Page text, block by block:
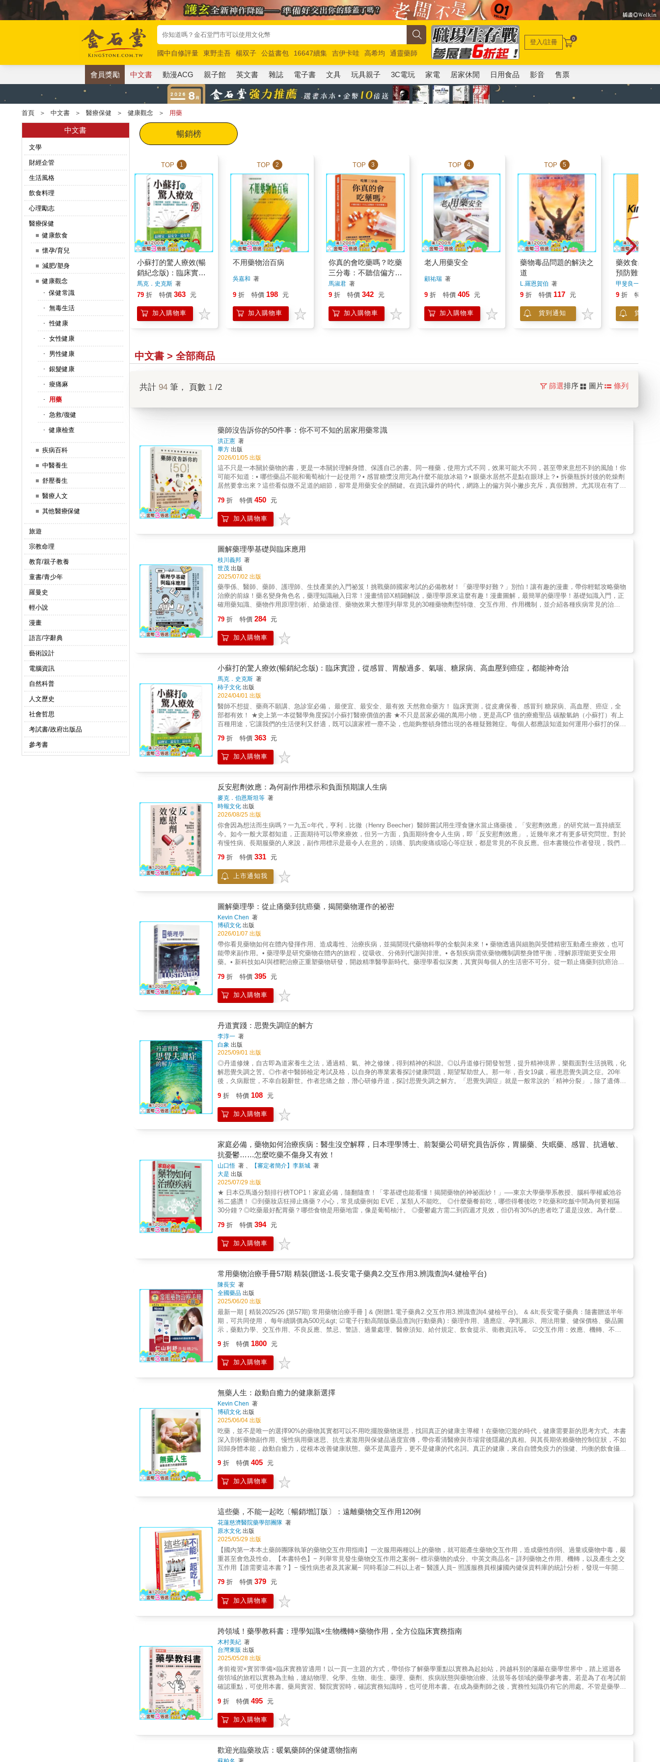
國中自修評量 東野圭吾 楊双子 公益書包 16647續集 吉伊卡哇 高希均
通靈藥師
唯紅花綻放
奧德賽 路邊攤新作 馬斯克 玩具總動員5 超慢跑
登入/註冊 0
會員獎勵 中文書 動漫ACG 親子館 英文書 雜誌 電子書 文具 玩具親子 3C電玩 家電 居家休閒 日用食品 影音 售票
首頁 ＞ 中文書 ＞ 醫療保健 ＞ 健康觀念 ＞ 用藥
中文書
文學
財經企管
生活風格
飲食料理
心理勵志
醫療保健
健康飲食
懷孕/育兒
減肥/塑身
健康觀念
保健常識
無毒生活
性健康
女性健康
男性健康
銀髮健康
痠痛麻
用藥
急救/復健
健康檢查
疾病百科
中醫養生
舒壓養生
醫療人文
其他醫療保健
旅遊
宗教命理
教育/親子教養
童書/青少年
羅曼史
輕小說
漫畫
語言/字辭典
藝術設計
電腦資訊
自然科普
人文歷史
社會哲思
考試書/政府出版品
參考書
暢銷榜
TOP 1
小蘇打的驚人療效(暢
銷紀念版)：臨床實
證，從感冒、胃酸過
多、氣喘、糖尿病、高
治
馬克．史克斯著
79 折 特價 363 元
加入購物車
TOP 2
不用藥物治百病
吳嘉和 著
9 折 特價 198 元
加入購物車
TOP 3
你真的會吃藥嗎？吃藥
三分毒：不聽信偏方、
不自己當醫師、不當領
藥魔人
馬淑君著
9 折 特價 342 元
加入購物車
TOP 4
老人用藥安全
顧祐瑞著
9 折 特價 405 元
加入購物車
TOP 5
藥物毒品問題的解決之
道
L.羅恩賀伯 著
9 折 特價 117 元
貨到通知
藥效食品
預防難治療
甲斐良一
9 折 特價
貨到通
中文書 > 全部商品
共計 94 筆， 頁數 1 /2 篩選排序 圖片 條列
藥師沒告訴你的50件事：你不可不知的居家用藥常識
洪正憲 著
畢方 出版
2026/01/05 出版
這不只是一本關於藥物的書，更是一本關於理解身體、保護自己的書。同一種藥，使用方式不同，效果可能大不同，甚至帶來意想不到的風險！你
可能不知道：• 哪些藥品不能和葡萄柚汁一起使用？• 感冒糖漿沒用完為什麼不能放冰箱？• 眼藥水居然不是點在眼球上？• 拆藥瓶拆封後的乾燥劑
居然要拿出來？這些看似微不足道的細節，卻常是用藥安全的關鍵。在資訊爆炸的時代，網路上的偏方與小撇步充斥，真假難辨。尤其現在有了AI
在的價值，也是這本書想補上的那塊遺漏。專文推薦秀傳醫療體系中部院區總院長∣黃士維醫師中山醫學大學附設醫院醫學研究部副院長、台灣醫
學大數據研究學會理事長∣魏正宗醫師聯合推薦健康主播鄭凱云慢慢來藥師 小花藥師藥師姊姊 歪樓藥師玲玲藥師來一嗑藥學 果仁的藥學筆記 好厝
邊藥師 游佩雯藥師張小風藥師 微笑藥師 （依來函順序排列）用藥知識，可能比藥物更重要！《藥師沒告訴你的50件事：你不可不知的居家用藥常
樑。中山醫學大學附設醫院醫學研究部副院長、台灣醫學大數據研究學會理事長∣魏正宗醫師多一些時間聆聽藥師的叮嚀、撥一些時間翻閱這本
書，對我們的用藥會更有保障。慢慢來藥師∣張綜瑋這本書精選50個常見的用藥問題。讀完後你會更懂身體，也更安心用藥，推薦給每一位在乎健
康的你。小花藥師∣花逸修讀完這本書，你將更懂藥、更能守護自己與家人。藥師姊姊∣程程本書把用藥「眉角」一次講給你聽，看完一定少踩不少
用藥地雷，收穫滿滿。歪樓藥師∣翁紹恩洪藥師深入淺出的分享，更容易掌握用藥的健康密碼。藥玩家∣玲玲藥師正憲學長的分享字字珠璣，期待正
確的用藥知識可以傳遞給更多人。來一嗑藥學∣廖全裕藥師藥師不是只會拿藥給藥，而是能提供正確用藥知識的好幫手。果仁的藥學筆記∣蔡國仁藥
師藥物只要妥善運用，都能大幅提高生活品質。看完本書，減少對於藥物的恐懼。藥師好鄰創辦人∣好厝邊藥師用藥安全很容易因以訛傳訛出現各
種迷思。正憲藥師透過50件用藥大小事來重新喚醒民眾對用藥安全的重視！社團法人臺灣社區藥學會創會理事長∣游佩雯藥師這本書，能讓人更了
解自己或家人服用的藥物，專業價值極高，值得家家都擁有一本。張小風藥師本書以臨床實證拆解迷思，是每位關注健康者必讀的安心指南。微笑
藥師∣廖偉呈
79 折 特價 450 元
加入購物車
圖解藥理學基礎與臨床應用
枝川義邦 著
世茂 出版
2025/07/02 出版
藥學係、醫師、藥師、護理師、生技產業的入門祕笈！挑戰藥師國家考試的必備教材！「藥理學好難？」別怕！讓有趣的漫畫，帶你輕鬆攻略藥物
治療的前線！藥名變身角色名，藥理知識融入日常！漫畫情節X精闢解說，藥理學原來這麼有趣！漫畫圖解，最簡單的藥理學！基礎知識入門，正
確用藥知識、藥物作用原理剖析、給藥途徑、藥物效果大整理列舉常見的30種藥物劑型特徵、交互作用、作用機制，並介紹各種疾病常見的治療
闡明藥物與生物體相互作用，亦即藥物如何發揮作用的學問，是醫藥領域的核心學科之一，但因藥理作用十分廣泛且多種多樣，也是許多學習者心
中難以攻克的堡壘不過別擔心，本書為了成為進入專業領域的橋樑，將以漫畫方式系統性地解釋這些難懂之處，深入淺出地講解藥理學的基本架構
與臨床應用，帶你一起從基礎學起，用故事打開藥物世界的大門！本書研究對象涵蓋細胞到個體等多個層次的生物樣本，內容橫跨藥物動力學、藥
打造的藥理學入門書，以輕鬆有趣的漫畫情節，結合專業藥理學內容與角色成長故事，形成精闢易懂的文字解說，帶領讀者深入淺出地認識藥理學
的奧秘，書中主角朝比奈鈴是一位充滿活力的藥學系學生，她在藥局實習的過程中，將大學所學的藥理知識應用於實際案例，並與指導藥劑師及其
他醫療人員一同解決問題讀者可以跟隨鈴的腳步，學習藥物的基礎知識、作用機制、體內動態、交互作用等重要概念，同時也能了解各種疾病的藥
物治療方式本書特色：• 漫畫情節生動有趣： 將藥理知識融入日常情節，讓學習不再枯燥乏味。• 角色名稱趣味聯想： 細心留意角色名稱，你會發
現隱藏其中的藥名彩蛋！• 圖文並茂易於理解： 複雜的藥理機制，透過圖解說明變得一目了然。• 實習經驗貼近真實： 藥局實習生的酸甜苦辣，讓
你身歷其境。• 國考重點精準掌握： 每章節後附有藥師國考挑戰題，幫助你檢視學習成效。無論你是正在學藥理卻搞不懂的藥學系學生、藥局實習
生、準備藥師國考的考生、想溫故知新的醫藥相關從業者，或是對藥理學有興趣的讀者，這本書都會是你學習藥理路上的神隊友，讓你從本書中獲
得豐富的知識和樂趣！讓我們跟隨書中主角的腳步，一起踏上藥理學的奇妙冒險，從藥理苦手，變身藥物達人！推薦給• 藥學系／醫學相關科系學
生• 正在準備國考、實習的準專業人士• 對藥物機轉有興趣的學習者★★★國立陽明交通大學醫學院藥理學研究所 李新城教授審訂★★★
79 折 特價 284 元
加入購物車
小蘇打的驚人療效(暢銷紀念版)：臨床實證，從感冒、胃酸過多、氣喘、糖尿病、高血壓到癌症，都能神奇治
馬克．史克斯 著
柿子文化 出版
2024/04/01 出版
醫師不想提、藥商不願講、急診室必備， 最便宜、最安全、最有效 天然救命藥方！ 臨床實測，從皮膚保養、感冒到 糖尿病、高血壓、癌症，全
部都有效！ ★史上第一本從醫學角度探討小蘇打醫療價值的書 ★不只是居家必備的萬用小物，更是高CP 值的療癒聖品 碳酸氫鈉（小蘇打）有上
百種用途，它讓我們的生活便利又舒適，既可以讓家裡一塵不染，也能夠整頓身體出現的各種疑難雜症。每個人都應該知道如何運用小蘇打的保健
等，都能簡單得到基本的防護效果。 ◎藥商不願說的良藥 碳酸氫鈉（小蘇打）是一種經確認的基本藥物，更可能是世界上最有用的物質之一，而
且是治療癌症、腎臟和其他疾病時必不可少的藥物。不僅安全，且價格低廉，方便易得，難怪製藥公司不希望醫生或任何其他人知道太多！ ◎急
診室的必備藥物 碳酸氫鈉（小蘇打）是急診室裡主要的重症用藥，它是可注射的營養藥劑，沒有風險，效用快又集中。 ◎腫瘤科醫師的抗癌武器
以用碳酸氫鈉泡澡，治療伴隨糖尿病會有的足部問題。而在洗腎液中加入重碳酸鹽，已被證實能在新陳代謝方面得到較好的控制，且能讓病人在療
程中比較舒適。 ◎能摧毀病毒微粒的抗菌劑 因具備預防腐敗及抑制細菌生長功能，並在控制酸鹼環境下殺死病毒，所以常被用來作為抗菌劑使
用。 ◎治療慢性代謝性酸中毒 如慢性腎衰竭與腎小管性酸中毒；使用碳酸氫鈉（小蘇打）治療尿酸腎結石與過量服用阿斯匹林，還能夠幫助鹼化
尿液。 ◎僵直性脊椎炎也治好了 一位醫師為了治療攝護腺癌病人，自己也採取小蘇打療法作預防，沒想到多年的僵直性脊椎炎竟然好了。而他的
病人，癌症指數也逐漸恢復正常。 ◎小蘇打糊改善皮膚不適 用三比一的比例，將三份的小蘇打加一份的水製作成小蘇打粉糊，然後把它塗在身體
長疹子或不舒服的地方，可紓緩不適感。 ◎用小蘇打來泡澡舒壓 在忙碌的一天結束後，不妨放些熱水，倒入一、兩杯的小蘇打來泡澡，可以舒緩
壓力與肌肉的疼痛。 ◎感冒了，用小蘇打來緩解 半匙小蘇打加半杯冷水，只需飲用幾天，感冒就不見了！ 別輕看小蘇打！ 從這本書開始，你將
見證它在醫療上不可思議的效用！ &
79 折 特價 363 元
加入購物車
反安慰劑效應：為何副作用標示和負面預期讓人生病
麥克．伯恩斯坦等 著
時報文化 出版
2026/08/25 出版
你會因為想法而生病嗎？一九五○年代，亨利．比徹（Henry Beecher）醫師嘗試用生理食鹽水當止痛藥後，「安慰劑效應」的研究就一直持續至
今。如今一般大眾都知道，正面期待可以帶來療效，但另一方面，負面期待會令人生病，即「反安慰劑效應」，近幾年來才有更多研究問世。對於
有慢性病、長期服藥的人來說，副作用標示是最令人在意的，頭痛、肌肉痠痛或噁心等症狀，都是常見的不良反應。但本書幾位作者發現，我們在
藥會有性功能方面的副作用，病人就更容易有這些問題。除了個人服藥的問題，反安慰劑效應也會廣泛出現在公共衛生議題中。舉凡高壓電塔、風
力發電機的設置，都會引起民眾的恐慌，但研究人員發現，這些設施對人體的傷害甚至比一些家電還弱，但在媒體渲染以及偏見的影響下，還是有
許多人感到不適。除此之外，假新聞充斥網路和社群媒體，所以現代人更加容易受到反安慰劑效應的影響。這是第一本探討反安慰劑效應的著作，
影響力。
79 折 特價 331 元
上市通知我
圖解藥理學：從止痛藥到抗癌藥，揭開藥物運作的祕密
Kevin Chen 著
博碩文化 出版
2026/01/07 出版
帶你看見藥物如何在體內發揮作用、造成毒性、治療疾病，並揭開現代藥物科學的全貌與未來！• 藥物透過與細胞與受體精密互動產生療效，也可
能帶來副作用。• 藥理學是研究藥物在體內的旅程，從吸收、分佈到代謝與排泄。• 各類疾病需依藥物機制調整身體平衡，理解原理能更安全用
藥。• 新科技如AI與標靶治療正重塑藥物研發，開啟精準醫學新時代。藥理學看似深奧，其實與每個人的生活密不可分。從一顆止痛藥到抗癌治
療效，又為何在某些情況下會失效或產生副作用。當你了解藥物的邏輯，就能更安全、更有效地使用它們。【本書精彩內容】第一章 揭開藥理學
的面紗介紹藥物在體內的旅程：吸收、分佈、代謝、排泄，以及藥物如何精準找到作用目標並產生療效。第二章 藥物的雙面性——藥性與毒性說
明毒性的來源、劑量差異、肝腎代謝的重要性，以及酒藥交互作用與成癮風險。第三章 作用於神經系統的藥物解析抗憂鬱藥、安眠藥、鎮痛藥、
物解釋抗生素、抗病毒、抗真菌與抗寄生蟲藥的作用，以及耐藥危機與正確用藥原則。第七章 藥物簡史與製藥未來回顧藥物演變，介紹AI、奈米
技術、3D 列印與數位藥物如何改變未來醫療。
79 折 特價 395 元
加入購物車
丹道實踐：思覺失調症的解方
李淳一 著
白象 出版
2025/09/01 出版
◎丹道修煉，自古即為道家養生之法，通過精、氣、神之修煉，得到精神的和諧。◎以丹道修行開發智慧，提升精神境界，樂觀面對生活挑戰，化
解思覺失調之苦。◎作者中醫師檢定考試及格，以自身的專業素養探討健康問題，期望幫助世人。那一年，吾女19歲，罹患思覺失調之症。20年
後，久病厭世，不幸自殺辭世。作者悲痛之餘，潛心研修丹道，探討思覺失調之解方。「思覺失調症」就是一般常說的「精神分裂」，除了遺傳基
來越多、狀況越來越嚴重。本書以中國丹道理論來預防與改善思覺失調症，讓現代人得以透過修練的方法得到精神的和諧。從傳統靜坐冥想、丹
道、心理學入手，幫助思覺失調之症患者，增強免疫力，清理陰寒濁氣，修復臟腑、穩定情緒，以致心靜成丹，心空成藥之效。經由《太乙金華宗
旨》、《內經圖》功法核心，揭示百日築基秘要，氣發丹田、連接任督二脈周流，打通全身穴道，按摩腦、神經、血管、內分泌等系統，改善身體
9 折 特價 108 元
加入購物車
家庭必備，藥物如何治療疾病：醫生沒空解釋，日本理學博士、前製藥公司研究員告訴你，胃腸藥、失眠藥、感冒、抗過敏、
抗憂鬱……怎麼吃藥不傷身又有效！
山口悟 著 、 【審定者簡介】李新城 著
大是 出版
2025/07/29 出版
★ 日本亞馬遜分類排行榜TOP1！家庭必備，隨翻隨查！「零基礎也能看懂！揭開藥物的神祕面紗！」──東京大學藥學系教授、腦科學權威池谷
裕二盛讚！ ◎到藥妝店狂掃止痛藥？小心，常見成藥例如 EVE，某類人不能吃。 ◎什麼藥餐前吃，哪些得餐後吃？吃藥和吃飯中間為何要相隔
30分鐘？◎吃藥最好配胃藥？哪些食物是用藥地雷，像是葡萄柚汁。 ◎憂鬱處方需二到四週才見效，但仍有30%的患者吃了還是沒效。為什麼醫
的疫苗，在我們體內如何發揮功效？作者山口悟，為日本理學博士、藥劑師， 專攻化學，於製藥公司從事研發，亦任職於醫界人才搖籃──東京藥
科大學；是市面少見具備藥劑師資格、製藥研發與藥學教學的專家。 他說，醫生多半只負責開藥，沒空跟你解釋藥物的運作機制， 病人自己上網
搜尋，也只會看到一堆專有名詞。 作者決定化繁為簡，說明藥物是如何治療疾病的。 以簡單圖解告訴你：藥為什麼有效？怎麼吃才安全？ ◎鎮痛
抗之道 過敏，其實是人體對付異物的防禦機制。 當異物（花粉）入侵時，會刺激免疫系統，釋放大量組織胺， 所以你才會鼻子癢、狂打噴嚏。
目前最常見的過敏藥是抗組織胺， 第一代有效，但會刺激大腦嗜睡， 第二代改善很多，不再嗜睡，因為新藥懂得避開大腦繞道而行。 ◎憂鬱、焦
慮，怎麼用藥安撫？ 苯二氮平類藥物是安眠藥，也是抗焦慮藥，卻並非萬靈藥， 很多抗憂鬱、焦慮的處方須二到四週才見效， 而且有30%的患者
吃了沒效。 藥師沒說的是：「 藥」不能讓你睡得好，得從褪黑激素下手。 生活文明病，像是糖尿病、高血壓，怎麼判斷要不要吃藥？ 好發於20
到40歲女性的葛雷夫氏症、和痛風類似的類風溼性關節炎， 有藥可治嗎？目前最新的研究進展是？ 胃腸藥、失眠藥、感冒藥……乖乖吃藥就能痊
癒？ 日本理學博士、前製藥公司研究員的常見藥物用藥指南！
79 折 特價 394 元
加入購物車
常用藥物治療手冊57期 精裝(贈送-1.長安電子藥典2.交互作用3.辨識查詢4.健檢平台)
陳長安 著
全國藥品 出版
2025/06/20 出版
最新一期 [ 精裝2025/26 (第57期) 常用藥物治療手冊 ] & (附贈1.電子藥典2.交互作用3.辨識查詢4.健檢平台)。 & &lt;長安電子藥典：隨書贈送半年
期，可共同使用， 每年續購價為500元&gt; ☑電子行動高階版藥品查詢(行動藥典)：藥理作用、適應症、孕乳圖示、用法用量、健保價格、藥品圖
示，藥動力學、交互作用、不良反應、禁忌、警語、過量處理、醫療須知、給付規定、飲食提示、衛教資訊等。 ☑交互作用：效應、機轉、不良
訊。 ☑健檢診斷平台：尿液、尿液生化、血液學、肝臟機能、腎臟機能、心臟血管機能、胰臟機能、甲狀腺機能、血脂肪、糖尿病、免疫血清、
腫瘤標記、電解質、糞便、痰液15大項檢查&harr;可能疾病介紹資料庫。 本書共16篇99章收載有3萬餘藥品,每藥品分別以藥理作用,適應症,用法用
量,副作用,禁忌,交互作用,注意事項,飲食提示論述,還收藏有32個專欄討論常見疾病的治療56個器官圖和63個醫療重要數據表格
9 折 特價 1800 元
加入購物車
無藥人生：啟動自癒力的健康新選擇
Kevin Chen 著
博碩文化 出版
2025/06/04 出版
吃藥，並不是唯一的選擇90%的藥物其實都可以不用吃擺脫藥物迷思，找回真正的健康主導權！在藥物氾濫的時代，健康需要新的思考方式。本書
深入剖析藥物副作用、慢性病用藥迷思、抗生素濫用與保健品過度宣傳，帶你看清醫療與市場背後隱藏的真相。與其長期依賴藥物控制症狀，不如
回歸身體本能，啟動自癒力，從根本改善健康狀態。藥不是萬靈丹，更不是健康的代名詞。真正的健康，來自自體免疫力的強健、均衡的飲食攝
解藥物應該扮演的輔助角色，而非生命中不可或缺的依靠。你吃下的藥，真的對你有幫助嗎？從日常保健品到慢性病長期用藥，本書引導你檢視過
去被忽略的盲點，並提供具體可行的方法，協助逐步減少對藥物的依賴。透過系統性的飲食調整、簡單可行的運動建議，以及情緒與壓力的自我管
理技巧，讓身體重新找回平衡，自然啟動修復機制。你的身體，擁有比藥物更強大的力量。在這趟健康轉化的旅程中，本書不是只告訴你「少吃
9 折 特價 405 元
加入購物車
這些藥，不能一起吃〔暢銷增訂版〕：遠離藥物交互作用120例
花蓮慈濟醫院藥學部團隊 著
原水文化 出版
2025/05/29 出版
【國內第一本本土藥師團隊執筆的藥物交互作用指南】一次服用兩種以上的藥物，就可能產生藥物交互作用，造成藥性削弱、過量或藥物中毒，嚴
重甚至會危及性命。【本書特色】− 列舉常見發生藥物交互作用之案例− 標示藥物的成分、中英文商品名− 詳列藥物之作用、機轉，以及產生之交
互作用【誰需要這本書？】− 慢性病患者及其家屬− 同時看診二科以上者− 醫護人員− 照護服務員根據國內健保資料庫的統計分析，發現一年開出
削弱、過量、或是藥物中毒，嚴重甚至危及性命！我們常在拿到醫院的藥袋時隨意的看一下藥袋上的藥品名稱，但卻不知道自己服用這些藥物時，
可能與我們吃的食物、或是常見中藥材如甘草、當歸、人參、烏梅、山楂......等產生交互作用。本書除了清楚條分類條列會產生交互作用的藥物
外，也以案例的型態說明現實生活中常見的藥物交互作用情況。像是家中患有高血壓與糖尿病的長輩，吃了香蕉竟然全身無力、手腳麻痺而緊急送
互作用的情況外，即便是只服用一般的藥物，也需要注意是否與自己的飲食、中藥可能產生交互作用。本書羅列超過一百二十種醫院常用藥中，常
見的西藥與西藥，以及中藥、食物、酒精、菸與西藥間的交互作用。只有對藥物交互作用有正確的認識，手邊常備這本工具書，才能為自己的用藥
安全把關。
79 折 特價 379 元
加入購物車
跨領域！藥學教科書：理學知識×生物機轉×藥物作用，全方位臨床實務指南
木村美紀 著
台灣東販 出版
2025/05/28 出版
考前複習×實習準備×臨床實務皆適用！以一頁一主題的方式，帶領你了解藥學重點以實務為起始站，跨越科別的籓籬在藥學世界中，踏上巡迴各
個領域的旅程以實務為主軸，連結物理、化學、生物、衛生、藥理、藥劑、疾病狀態與藥物治療、法規等各領域的藥學參考書。若是為了在考試前
確認重點，可使用本書。藥局實習、醫院實習時，確認實務知識時，也可使用本書。在成為藥劑師之後，實務性知識仍有它的用處。不管是藥學系
闊的世界！◎基因多型性每個人的DNA鹼基序列各有不同，這種性質稱作「基因多型性」。一般來說，個人應有1%以上的基因與多數人不同。構
成DNA的鹼基可能會出現置換、缺失、插入等變異。其中，若DNA的1個鹼基被置換而變異，則稱作單核苷酸多型性（SNP）。DNA鹼基不同時，
對應的蛋白質製造量也會不一樣，如果SNP發生在藥物代謝酵素的基因密碼，就會造成藥物代謝酵素活性的個體差異。一般來說，藥物代謝酵素
9 折 特價 495 元
加入購物車
歡迎光臨藥妝店：暖氣藥師的保健選物指南